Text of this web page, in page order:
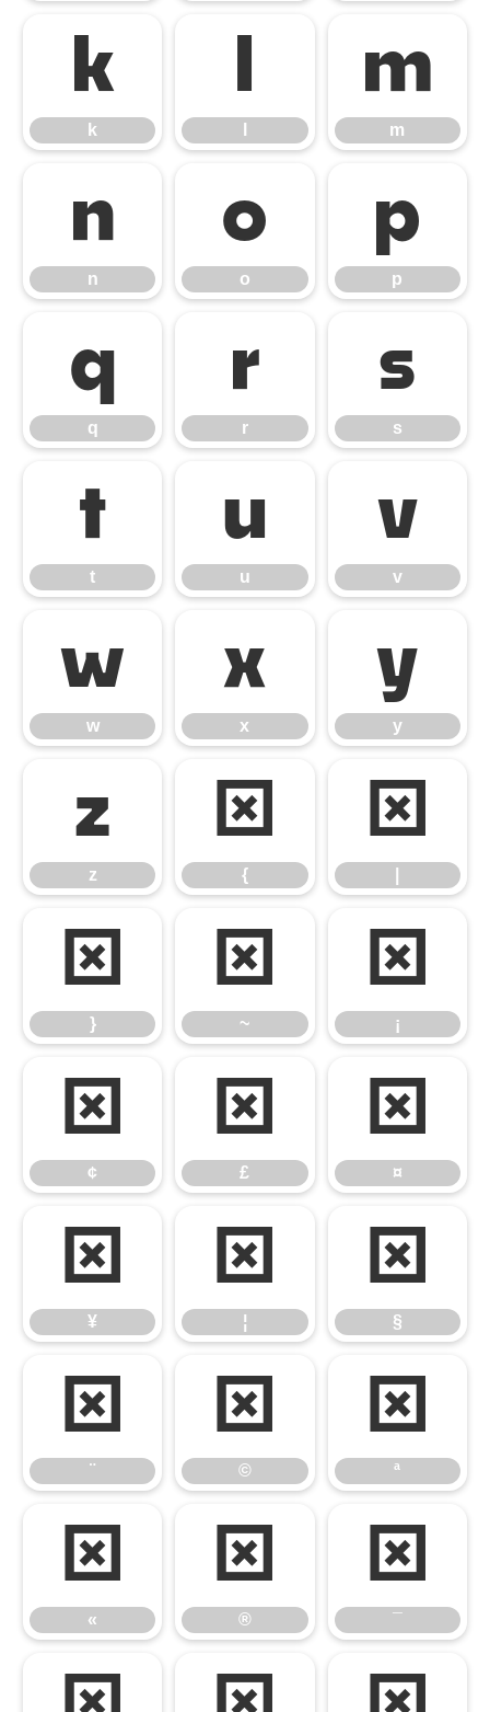
k
k
m
m
n
n
o
o
p
p
q
q
r
r
s
s
t
t
u
u
v
v
w
w
x
x
y
y
z
z
{
{
|
}
}
~
~
¡
¡
¢
¢
£
£
¤
¤
¥
¥
¦
¦
§
§
¨
¨
©
©
ª
ª
«
«
®
®
¯
¯